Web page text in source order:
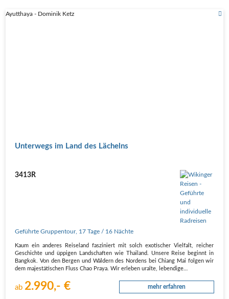
Ayutthaya - Dominik Ketz
Unterwegs im Land des Lächelns
3413R
Geführte Gruppentour, 17 Tage / 16 Nächte
Kaum ein anderes Reiseland fasziniert mit solch exotischer Vielfalt, reicher
Geschichte und üppigen Landschaften wie Thailand. Unsere Reise beginnt in
Bangkok. Von den Bergen und Wäldern des Nordens bei Chiang Mai folgen wir
dem majestätischen Fluss Chao Praya. Wir erleben uralte, lebendige…
ab 2.990,- € mehr erfahren